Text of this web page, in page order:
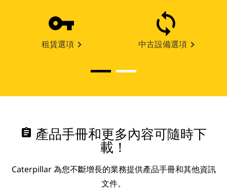
租賃選項 中古設備選項
assignment 產品手冊和更多內容可隨時下
載！
Caterpillar 為您不斷增長的業務提供產品手冊和其他資訊
文件。